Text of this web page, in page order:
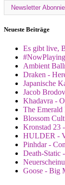
Neueste Beiträge
Es gibt live,
#NowPlaying
Ambient
Draken -
Japanische
Jacob
Khadavra -
The
Blossom
Kronstad 23
HULDER -
Pinhdar -
Death-Static
Goose - Big